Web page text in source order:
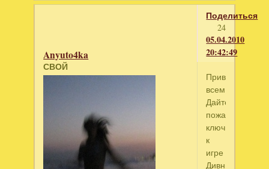
Поделиться
24
05.04.2010
20:42:49
Anyuto4ka
СВОЙ
Привет
всем!
Дайте
пожалуйста
ключик
к
игре
Дивный